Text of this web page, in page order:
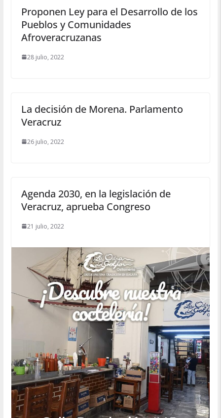
Proponen Ley para el Desarrollo de los
Pueblos y Comunidades
Afroveracruzanas
28 julio, 2022
La decisión de Morena. Parlamento
Veracruz
26 julio, 2022
Agenda 2030, en la legislación de
Veracruz, aprueba Congreso
21 julio, 2022